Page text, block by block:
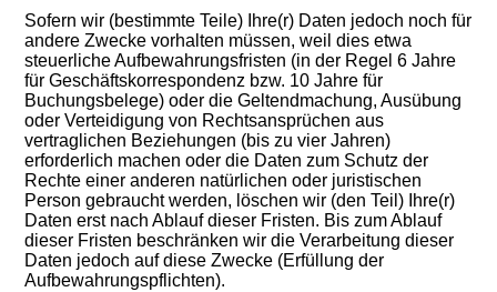
Sofern wir (bestimmte Teile) Ihre(r) Daten jedoch noch für
andere Zwecke vorhalten müssen, weil dies etwa
steuerliche Aufbewahrungsfristen (in der Regel 6 Jahre
für Geschäftskorrespondenz bzw. 10 Jahre für
Buchungsbelege) oder die Geltendmachung, Ausübung
oder Verteidigung von Rechtsansprüchen aus
vertraglichen Beziehungen (bis zu vier Jahren)
erforderlich machen oder die Daten zum Schutz der
Rechte einer anderen natürlichen oder juristischen
Person gebraucht werden, löschen wir (den Teil) Ihre(r)
Daten erst nach Ablauf dieser Fristen. Bis zum Ablauf
dieser Fristen beschränken wir die Verarbeitung dieser
Daten jedoch auf diese Zwecke (Erfüllung der
Aufbewahrungspflichten).